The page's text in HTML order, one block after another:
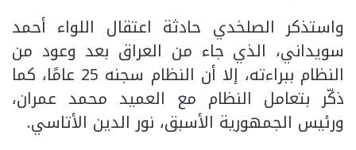
واستذكر الصلخدي حادثة اعتقال اللواء أحمد
سويداني، الذي جاء من العراق بعد وعود من
النظام ببراءته، إلا أن النظام سجنه 25 عامًا، كما
ذكّر بتعامل النظام مع العميد محمد عمران،
ورئيس الجمهورية الأسبق، نور الدين الأتاسي.